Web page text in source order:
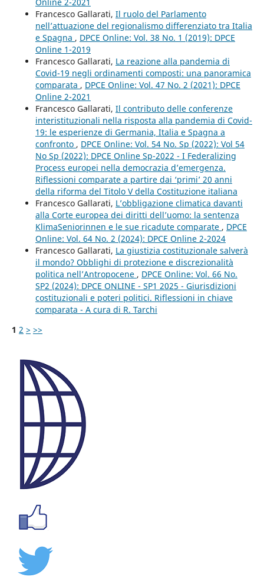
Francesco Gallarati, Il ruolo del Parlamento
nell’attuazione del regionalismo differenziato tra Italia
e Spagna , DPCE Online: Vol. 38 No. 1 (2019): DPCE
Online 1-2019
Francesco Gallarati, La reazione alla pandemia di
Covid-19 negli ordinamenti composti: una panoramica
comparata , DPCE Online: Vol. 47 No. 2 (2021): DPCE
Online 2-2021
Francesco Gallarati, Il contributo delle conferenze
interistituzionali nella risposta alla pandemia di Covid-
19: le esperienze di Germania, Italia e Spagna a
confronto , DPCE Online: Vol. 54 No. Sp (2022): Vol 54
No Sp (2022): DPCE Online Sp-2022 - I Federalizing
Process europei nella democrazia d’emergenza.
Riflessioni comparate a partire dai ‘primi’ 20 anni
della riforma del Titolo V della Costituzione italiana
Francesco Gallarati, L’obbligazione climatica davanti
alla Corte europea dei diritti dell’uomo: la sentenza
KlimaSeniorinnen e le sue ricadute comparate , DPCE
Online: Vol. 64 No. 2 (2024): DPCE Online 2-2024
Francesco Gallarati, La giustizia costituzionale salverà
il mondo? Obblighi di protezione e discrezionalità
politica nell’Antropocene , DPCE Online: Vol. 66 No.
SP2 (2024): DPCE ONLINE - SP1 2025 - Giurisdizioni
costituzionali e poteri politici. Riflessioni in chiave
comparata - A cura di R. Tarchi
1 2 > >>